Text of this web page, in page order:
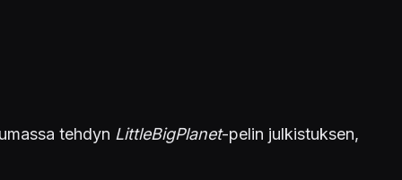
tehdyn LittleBigPlanet-pelin julkistuksen,